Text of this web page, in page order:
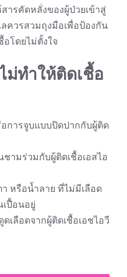
ารคัดหลั่งของผู้ป่วยเข้าสู่
ควรสวมถุงมือเพื่อป้องกัน
โดยไม่ตั้งใจ
ม่ทำให้ติดเชื้อ
การจูบแบบปิดปากกับผู้ติด
ามร่วมกับผู้ติดเชื้อเอสไอ
หรือน้ำลาย ที่ไม่มีเลือด
เปื้อนอยู่
เลือดจากผู้ติดเชื้อเอชไอวี